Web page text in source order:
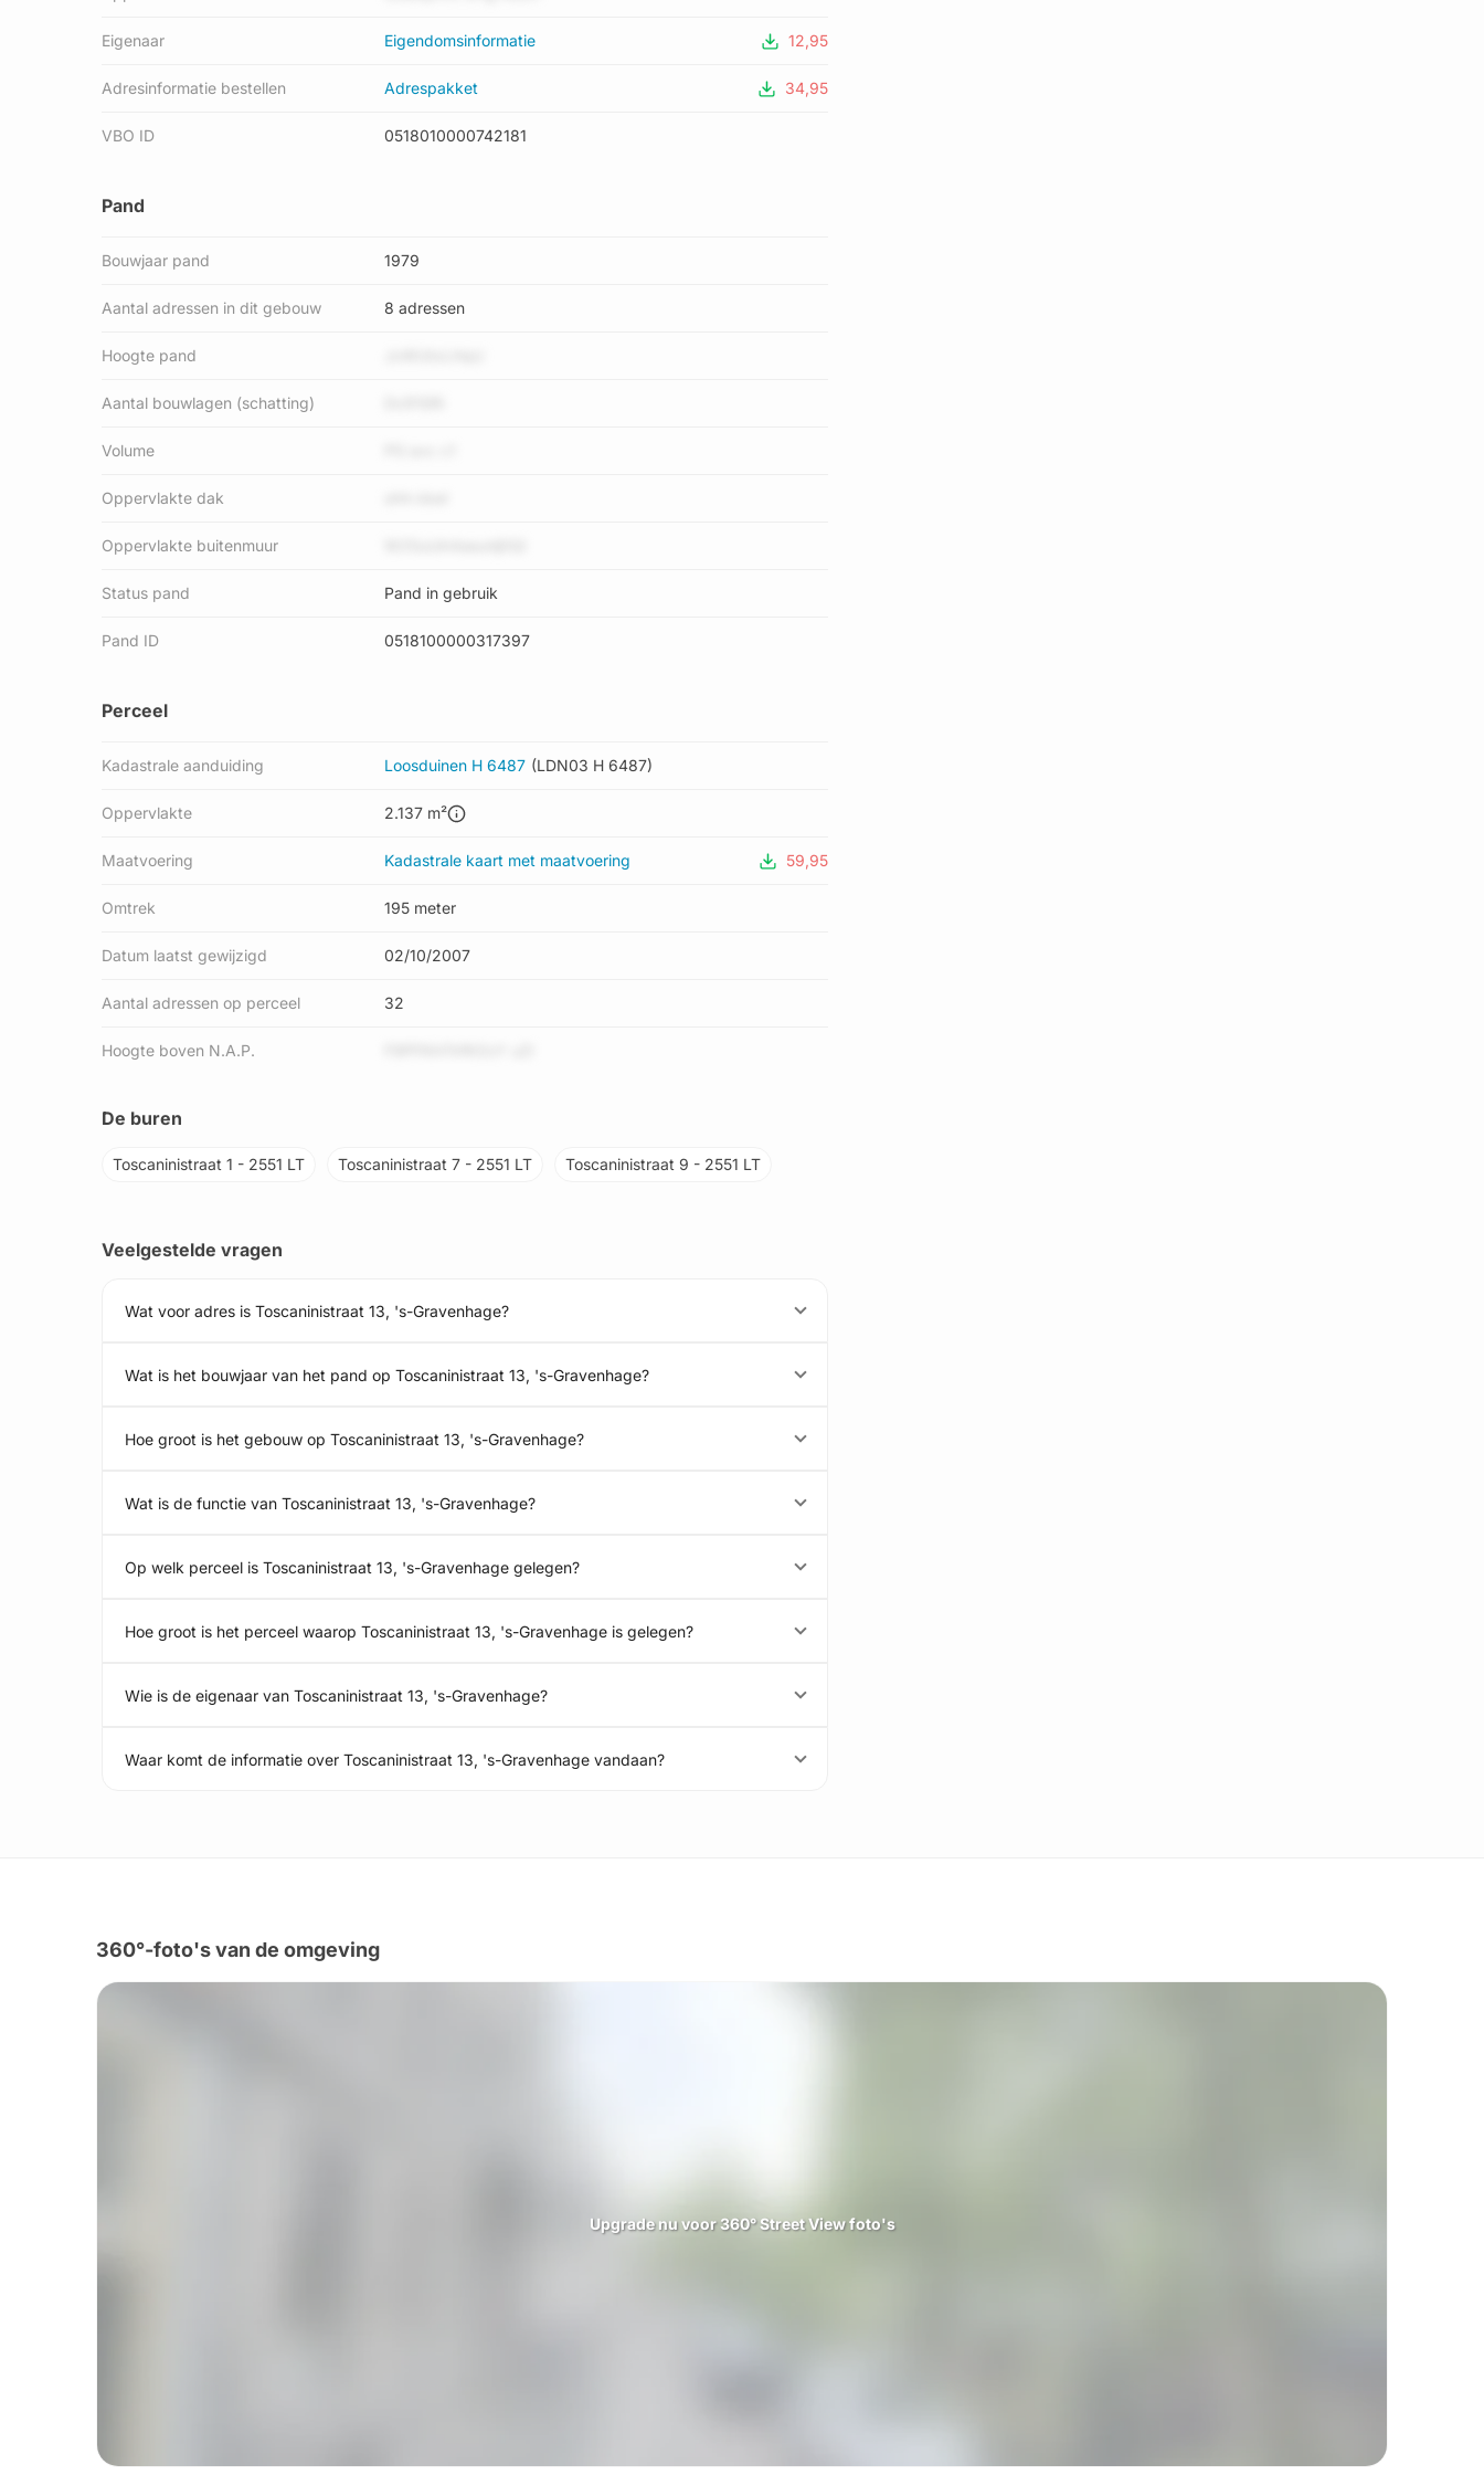
Eigenaar Eigendomsinformatie 12,95
Adresinformatie bestellen Adrespakket 34,95
VBO ID 0518010000742181
Pand
Bouwjaar pand 1979
Aantal adressen in dit gebouw 8 adressen
Hoogte pand
Aantal bouwlagen (schatting)
Volume
Oppervlakte dak
Oppervlakte buitenmuur
Status pand Pand in gebruik
Pand ID 0518100000317397
Perceel
Kadastrale aanduiding Loosduinen H 6487 (LDN03 H 6487)
Oppervlakte 2.137 m²
Maatvoering Kadastrale kaart met maatvoering 59,95
Omtrek 195 meter
Datum laatst gewijzigd 02/10/2007
Aantal adressen op perceel 32
Hoogte boven N.A.P.
De buren
Toscaninistraat 1 - 2551 LT Toscaninistraat 7 - 2551 LT Toscaninistraat 9 - 2551 LT
Veelgestelde vragen
Wat voor adres is Toscaninistraat 13, 's-Gravenhage?
Wat is het bouwjaar van het pand op Toscaninistraat 13, 's-Gravenhage?
Hoe groot is het gebouw op Toscaninistraat 13, 's-Gravenhage?
Wat is de functie van Toscaninistraat 13, 's-Gravenhage?
Op welk perceel is Toscaninistraat 13, 's-Gravenhage gelegen?
Hoe groot is het perceel waarop Toscaninistraat 13, 's-Gravenhage is gelegen?
Wie is de eigenaar van Toscaninistraat 13, 's-Gravenhage?
Waar komt de informatie over Toscaninistraat 13, 's-Gravenhage vandaan?
360°-foto's van de omgeving
Upgrade nu voor 360° Street View foto's